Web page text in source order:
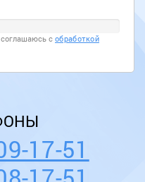
с обработкой
17-51